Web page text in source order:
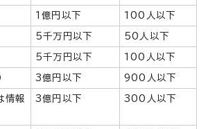
1億円以下 100人以下
5千万円以下 50人以下
5千万円以下 100人以下
3億円以下 900人以下
情報
3億円以下 300人以下